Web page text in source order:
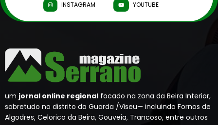
INSTAGRAM
YOUTUBE
um jornal online regional focado na zona da Beira Interior,
sobretudo no distrito da Guarda /Viseu— incluindo Fornos de
Algodres, Celorico da Beira, Gouveia, Trancoso, entre outros